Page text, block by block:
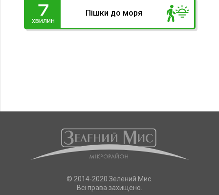
7
хвилин
Пішки до моря
© 2014-2020 Зелений Мис.
Всі права захищено.